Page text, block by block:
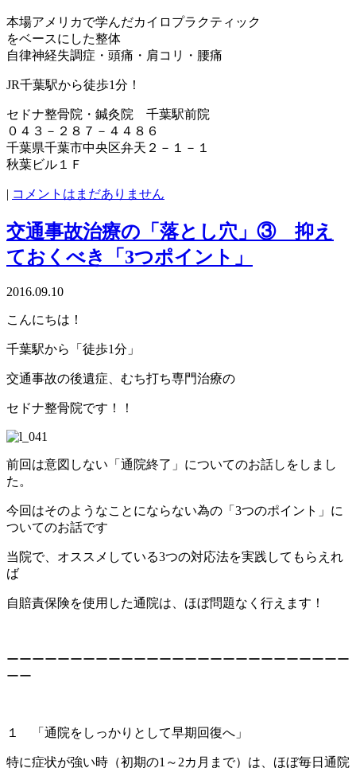
本場アメリカで学んだカイロプラクティック
をベースにした整体
自律神経失調症・頭痛・肩コリ・腰痛
JR千葉駅から徒歩1分！
セドナ整骨院・鍼灸院 千葉駅前院
０４３－２８７－４４８６
千葉県千葉市中央区弁天２－１－１
秋葉ビル１Ｆ
| コメントはまだありません
交通事故治療の「落とし穴」③ 抑え
ておくべき「3つポイント」
2016.09.10
こんにちは！
千葉駅から「徒歩1分」
交通事故の後遺症、むち打ち専門治療の
セドナ整骨院です！！
前回は意図しない「通院終了」についてのお話しをしまし
た。
今回はそのようなことにならない為の「3つのポイント」に
ついてのお話です
当院で、オススメしている3つの対応法を実践してもらえれ
ば
自賠責保険を使用した通院は、ほぼ問題なく行えます！
ーーーーーーーーーーーーーーーーーーーーーーーーーーー
ーー
１ 「通院をしっかりとして早期回復へ」
特に症状が強い時（初期の1～2カ月まで）は、ほぼ毎日通院